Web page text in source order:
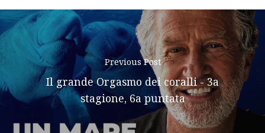
Previous Post
Il grande Orgasmo dei coralli - 3a
stagione, 6a puntata